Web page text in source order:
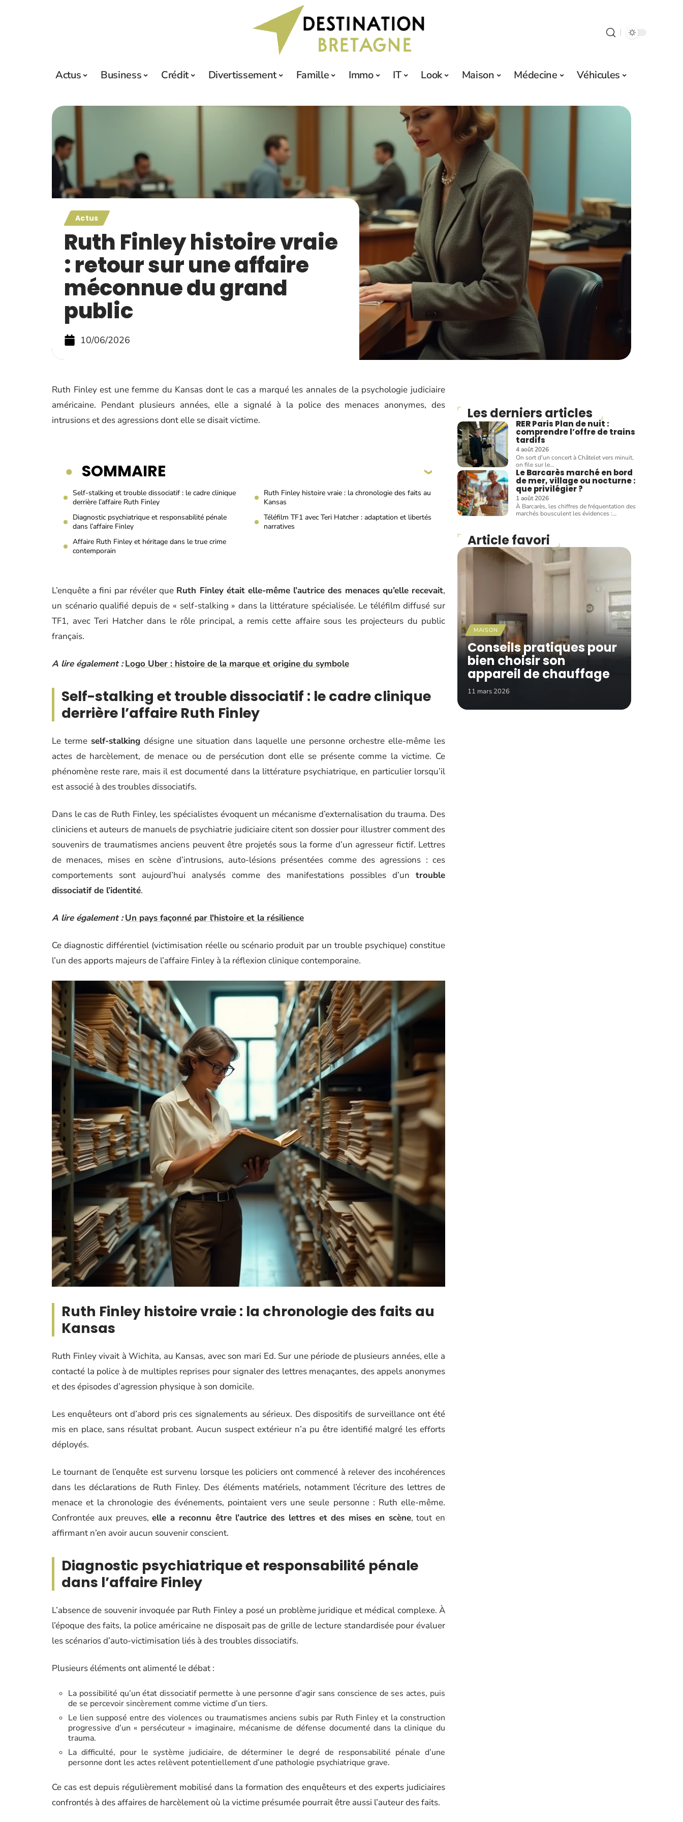
Actus Business Crédit Divertissement Famille Immo IT Look Maison Médecine Véhicules
Actus
Ruth Finley histoire vraie
: retour sur une affaire
méconnue du grand
public
10/06/2026
Ruth Finley est une femme du Kansas dont le cas a marqué les annales de la psychologie judiciaire
américaine. Pendant plusieurs années, elle a signalé à la police des menaces anonymes, des
intrusions et des agressions dont elle se disait victime.
SOMMAIRE
Self-stalking et trouble dissociatif : le cadre clinique
derrière l’affaire Ruth Finley
Ruth Finley histoire vraie : la chronologie des faits au
Kansas
Diagnostic psychiatrique et responsabilité pénale
dans l’affaire Finley
Téléfilm TF1 avec Teri Hatcher : adaptation et libertés
narratives
Affaire Ruth Finley et héritage dans le true crime
contemporain
L’enquête a fini par révéler que Ruth Finley était elle-même l’autrice des menaces qu’elle recevait,
un scénario qualifié depuis de « self-stalking » dans la littérature spécialisée. Le téléfilm diffusé sur
TF1, avec Teri Hatcher dans le rôle principal, a remis cette affaire sous les projecteurs du public
français.
A lire également : Logo Uber : histoire de la marque et origine du symbole
Self-stalking et trouble dissociatif : le cadre clinique
derrière l’affaire Ruth Finley
Le terme self-stalking désigne une situation dans laquelle une personne orchestre elle-même les
actes de harcèlement, de menace ou de persécution dont elle se présente comme la victime. Ce
phénomène reste rare, mais il est documenté dans la littérature psychiatrique, en particulier lorsqu’il
est associé à des troubles dissociatifs.
Dans le cas de Ruth Finley, les spécialistes évoquent un mécanisme d’externalisation du trauma. Des
cliniciens et auteurs de manuels de psychiatrie judiciaire citent son dossier pour illustrer comment des
souvenirs de traumatismes anciens peuvent être projetés sous la forme d’un agresseur fictif. Lettres
de menaces, mises en scène d’intrusions, auto-lésions présentées comme des agressions : ces
comportements sont aujourd’hui analysés comme des manifestations possibles d’un trouble
dissociatif de l’identité.
A lire également : Un pays façonné par l'histoire et la résilience
Ce diagnostic différentiel (victimisation réelle ou scénario produit par un trouble psychique) constitue
l’un des apports majeurs de l’affaire Finley à la réflexion clinique contemporaine.
Ruth Finley histoire vraie : la chronologie des faits au
Kansas
Ruth Finley vivait à Wichita, au Kansas, avec son mari Ed. Sur une période de plusieurs années, elle a
contacté la police à de multiples reprises pour signaler des lettres menaçantes, des appels anonymes
et des épisodes d’agression physique à son domicile.
Les enquêteurs ont d’abord pris ces signalements au sérieux. Des dispositifs de surveillance ont été
mis en place, sans résultat probant. Aucun suspect extérieur n’a pu être identifié malgré les efforts
déployés.
Le tournant de l’enquête est survenu lorsque les policiers ont commencé à relever des incohérences
dans les déclarations de Ruth Finley. Des éléments matériels, notamment l’écriture des lettres de
menace et la chronologie des événements, pointaient vers une seule personne : Ruth elle-même.
Confrontée aux preuves,elle a reconnu être l’autrice des lettres et des mises en scène, tout en
affirmant n’en avoir aucun souvenir conscient.
Diagnostic psychiatrique et responsabilité pénale
dans l’affaire Finley
L’absence de souvenir invoquée par Ruth Finley a posé un problème juridique et médical complexe. À
l’époque des faits, la police américaine ne disposait pas de grille de lecture standardisée pour évaluer
les scénarios d’auto-victimisation liés à des troubles dissociatifs.
Plusieurs éléments ont alimenté le débat :
La possibilité qu’un état dissociatif permette à une personne d’agir sans conscience de ses actes, puis
de se percevoir sincèrement comme victime d’un tiers.
Le lien supposé entre des violences ou traumatismes anciens subis par Ruth Finley et la construction
progressive d’un « persécuteur » imaginaire, mécanisme de défense documenté dans la clinique du
trauma.
La difficulté, pour le système judiciaire, de déterminer le degré de responsabilité pénale d’une
personne dont les actes relèvent potentiellement d’une pathologie psychiatrique grave.
Ce cas est depuis régulièrement mobilisé dans la formation des enquêteurs et des experts judiciaires
confrontés à des affaires de harcèlement où la victime présumée pourrait être aussi l’auteur des faits.
Les derniers articles
RER Paris Plan de nuit :
comprendre l’offre de trains
tardifs
4 août 2026
On sort d'un concert à Châtelet vers minuit,
on file sur le…
Le Barcarès marché en bord
de mer, village ou nocturne :
que privilégier ?
1 août 2026
À Barcarès, les chiffres de fréquentation des
marchés bousculent les évidences :…
Article favori
MAISON
Conseils pratiques pour
bien choisir son
appareil de chauffage
11 mars 2026